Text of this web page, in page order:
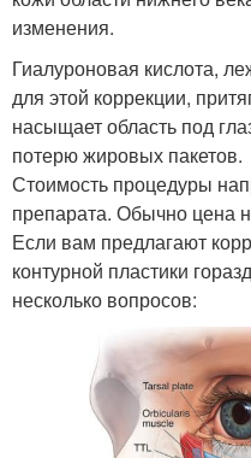
изменения.
Гиалуроновая кислота,
для этой коррекции,
насыщает область под
потерю жировых пакетов.
Стоимость процедуры
препарата. Обычно цена
Если вам предлагают
контурной пластики
несколько вопросов: